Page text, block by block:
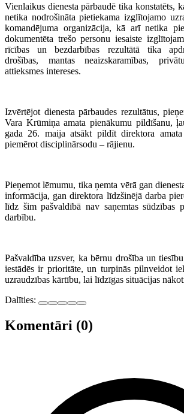
Vienlaikus dienesta pārbaudē tika konstatēts,
netika nodrošināta pietiekama izglītojamo
komandējuma organizācija, kā arī netika
dokumentēta trešo personu iesaiste
rīcības un bezdarbības rezultātā tika
drošības, mantas neaizskaramības,
attieksmes intereses.
Izvērtējot dienesta pārbaudes rezultātus,
Vara Krūmiņa amata pienākumu pildīšanu,
gada 26. maija atsākt pildīt direktora
piemērot disciplinārsodu – rājienu.
Pieņemot lēmumu, tika ņemta vērā gan
informācija, gan direktora līdzšinējā darba
līdz šim pašvaldībā nav saņemtas sūdzības
darbību.
Pašvaldība uzsver, ka bērnu drošība un
iestādēs ir prioritāte, un turpinās pilnveidot
uzraudzības kārtību, lai līdzīgas situācijas
Dalīties:
Komentāri (0)